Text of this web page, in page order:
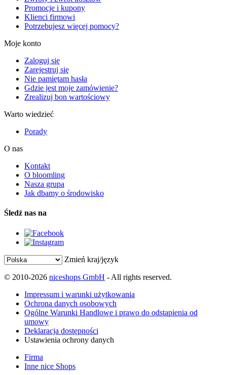
Promocje i kupony
Klienci firmowi
Potrzebujesz więcej pomocy?
Moje konto
Zaloguj się
Zarejestruj się
Nie pamiętam hasła
Gdzie jest moje zamówienie?
Zrealizuj bon wartościowy
Warto wiedzieć
Porady
O nas
Kontakt
O bloomling
Nasza grupa
Jak dbamy o środowisko
Śledź nas na
Zmień kraj/język
© 2010-2026 niceshops GmbH - All rights reserved.
Impressum i warunki użytkowania
Ochrona danych osobowych
Ogólne Warunki Handlowe i prawo do odstąpienia od
umowy
Deklaracja dostępności
Ustawienia ochrony danych
Firma
Inne nice Shops